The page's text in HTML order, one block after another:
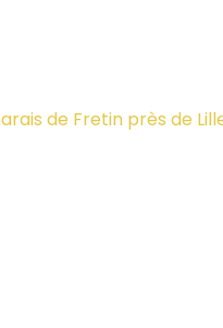
de Fretin près de